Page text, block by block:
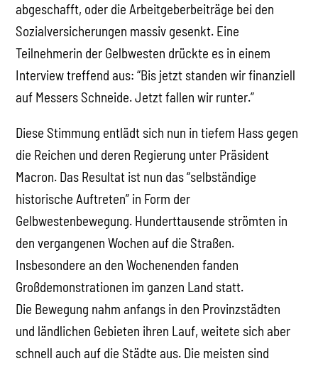
abgeschafft, oder die Arbeitgeberbeiträge bei den
Sozialversicherungen massiv gesenkt. Eine
Teilnehmerin der Gelbwesten drückte es in einem
Interview treffend aus: “Bis jetzt standen wir finanziell
auf Messers Schneide. Jetzt fallen wir runter.”
Diese Stimmung entlädt sich nun in tiefem Hass gegen
die Reichen und deren Regierung unter Präsident
Macron. Das Resultat ist nun das “selbständige
historische Auftreten” in Form der
Gelbwestenbewegung. Hunderttausende strömten in
den vergangenen Wochen auf die Straßen.
Insbesondere an den Wochenenden fanden
Großdemonstrationen im ganzen Land statt.
Die Bewegung nahm anfangs in den Provinzstädten
und ländlichen Gebieten ihren Lauf, weitete sich aber
schnell auch auf die Städte aus. Die meisten sind